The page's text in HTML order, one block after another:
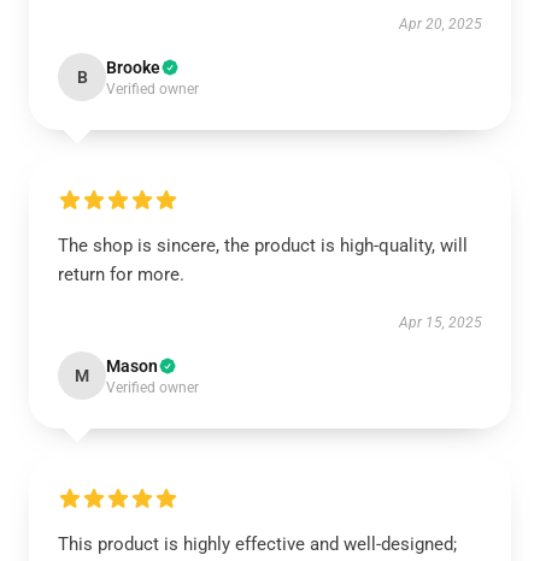
Apr 20, 2025
B Brooke
Verified owner
The shop is sincere, the product is high-quality, will
return for more.
Apr 15, 2025
M Mason
Verified owner
This product is highly effective and well-designed;